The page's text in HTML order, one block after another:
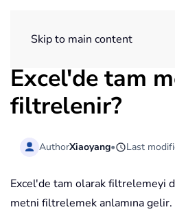
Skip to main content
Excel'de tam
filtrelenir?
AuthorXiaoyang• Last
Excel'de tam olarak filtrelemeyi
metni filtrelemek anlamına